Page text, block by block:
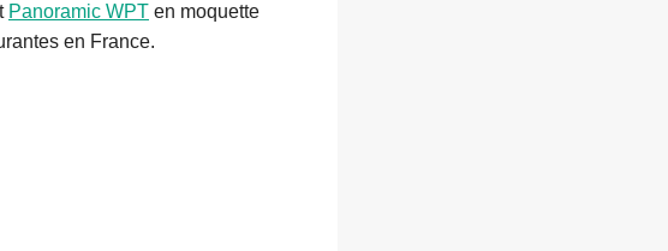
Panoramic WPT en moquette
en France.